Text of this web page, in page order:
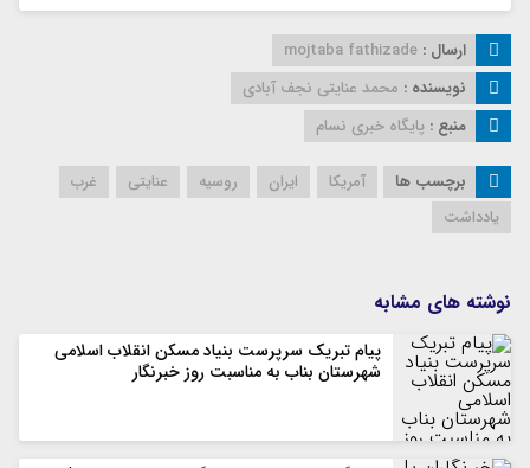
ارسال : mojtaba fathizade
نویسنده : محمد عنایتی نجف آبادی
منبع : پایگاه خبری نسام
برچسب ها آمریکا ایران روسیه عنایتی
غرب
یادداشت
نوشته های مشابه
پیام تبریک سرپرست بنیاد مسکن انقلاب اسلامی
شهرستان بناب به مناسبت روز خبرنگار